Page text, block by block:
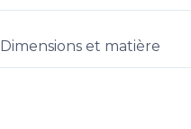
Dimensions et matière